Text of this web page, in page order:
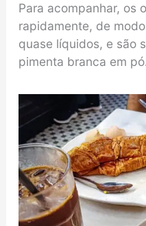
Para acompanhar, os
rapidamente, de
quase líquidos, e são
pimenta branca em